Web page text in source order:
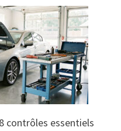
contrôles essentiels